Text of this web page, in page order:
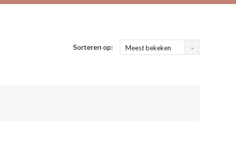
Sorteren op: Meest bekeken